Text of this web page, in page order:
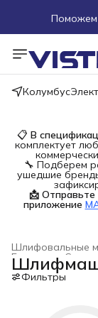
Поможем
Колумбус
📋 В
комплектует
🔧 Подберем
ушедшие
📩
приложение
Шлифовальные
Главная ›
Фильтры